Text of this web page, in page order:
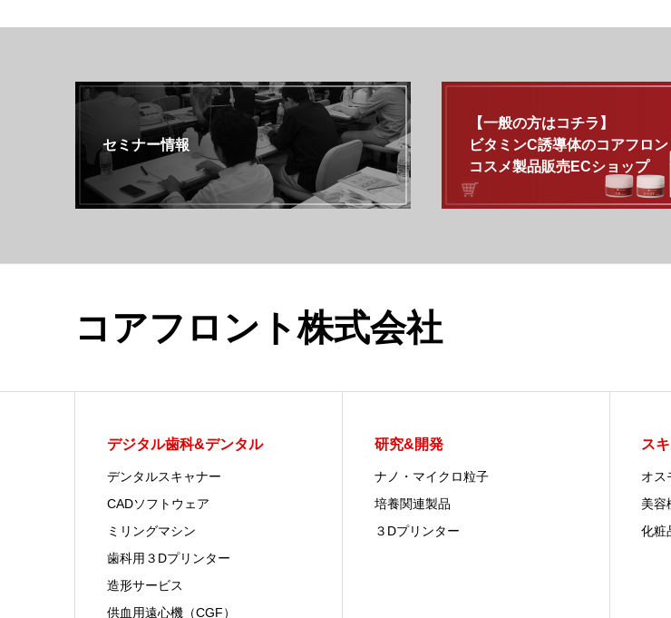
セミナー情報
【一般の方はコチラ】
ビタミンC誘導体のコアフロン
コスメ製品販売ECショップ
コアフロント株式会社
デジタル歯科&デンタル
デンタルスキャナー
CADソフトウェア
ミリングマシン
歯科用３Dプリンター
造形サービス
供血用遠心機（CGF）
研究&開発
ナノ・マイクロ粒子
培養関連製品
３Dプリンター
ス
オス
美容
化粧